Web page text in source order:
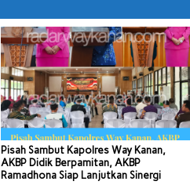
Pisah Sambut Kapolres Way Kanan,
AKBP Didik Berpamitan, AKBP
Ramadhona Siap Lanjutkan Sinergi